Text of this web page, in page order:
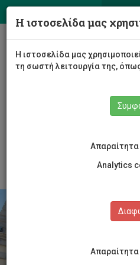
Αποφάσεις Διοικούσας
Η ιστοσελίδα μας
Η ιστοσελίδα μας
τη σωστή λειτουργία της,
Analytics